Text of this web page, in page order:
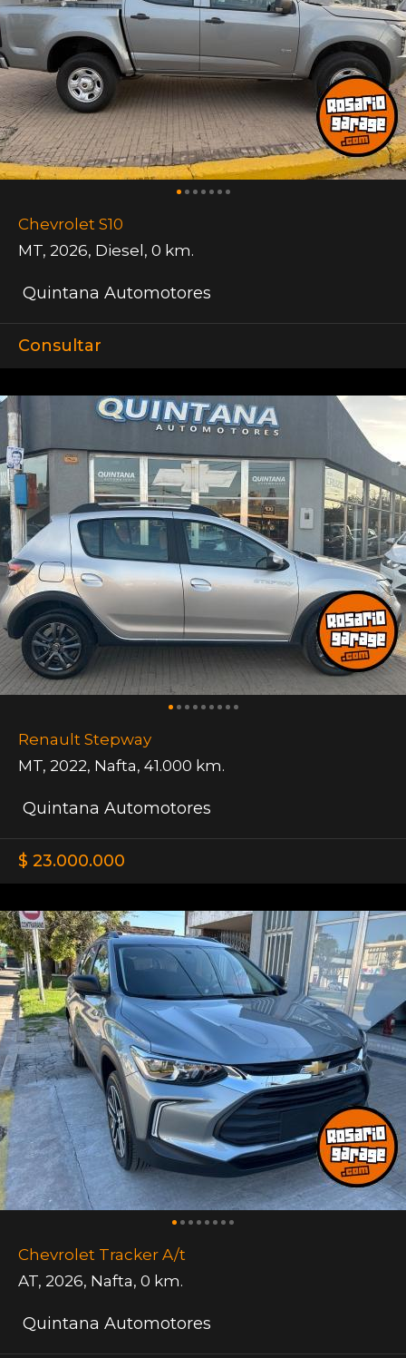
Chevrolet S10
MT, 2026, Diesel, 0 km.
Quintana Automotores
Consultar
Renault Stepway
MT, 2022, Nafta, 41.000 km.
Quintana Automotores
$ 23.000.000
Chevrolet Tracker A/t
AT, 2026, Nafta, 0 km.
Quintana Automotores